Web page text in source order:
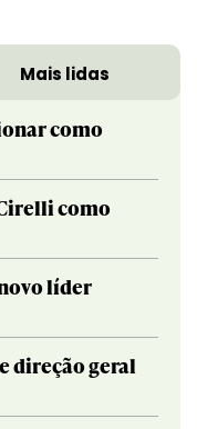
Mais lidas
como
como
líder
direção geral